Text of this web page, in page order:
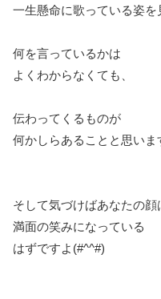
一生懸命に歌っている姿を
何を言っているかは
よくわからなくても、
伝わってくるものが
何かしらあることと思いま
そして気づけばあなたの顔
満面の笑みになっている
はずですよ(#^^#)